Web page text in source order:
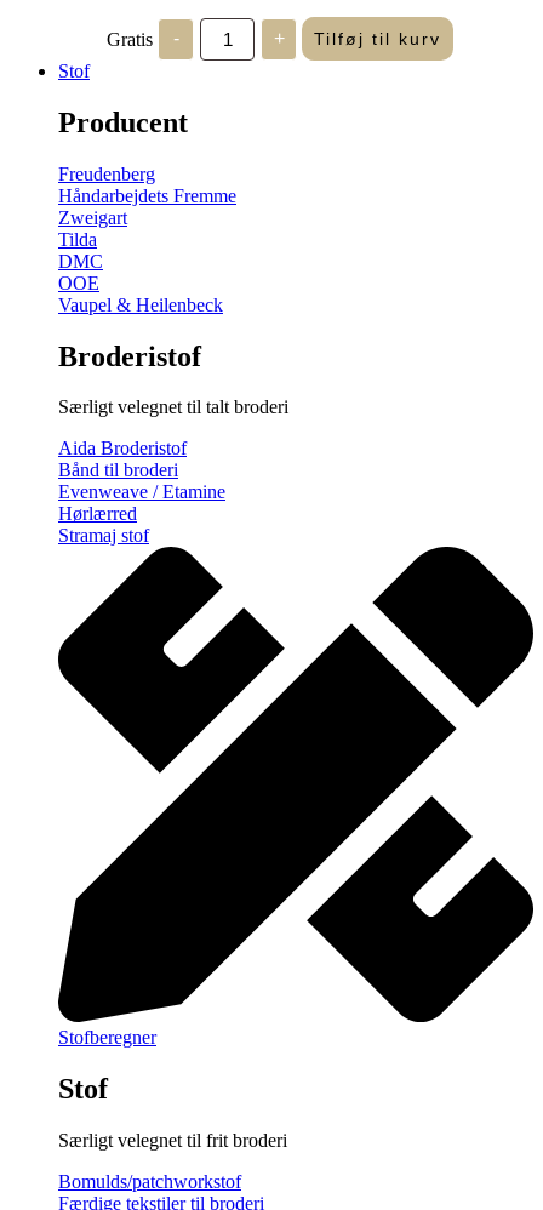
Gratis -
Verdens
broderidag
2026
+ Tilføj til kurv
Stof
Producent
Freudenberg
Håndarbejdets Fremme
Zweigart
Tilda
DMC
OOE
Vaupel & Heilenbeck
Broderistof
Særligt velegnet til talt broderi
Aida Broderistof
Bånd til broderi
Evenweave / Etamine
Hørlærred
Stramaj stof
Stofberegner
Stof
Særligt velegnet til frit broderi
Bomulds/patchworkstof
Færdige tekstiler til broderi